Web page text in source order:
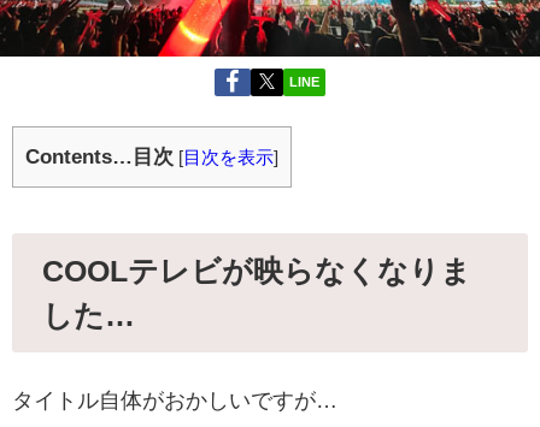
LINE
Contents…目次 [ 目次を表示]
COOLテレビが映らなくなりま
した…
タイトル自体がおかしいですが…